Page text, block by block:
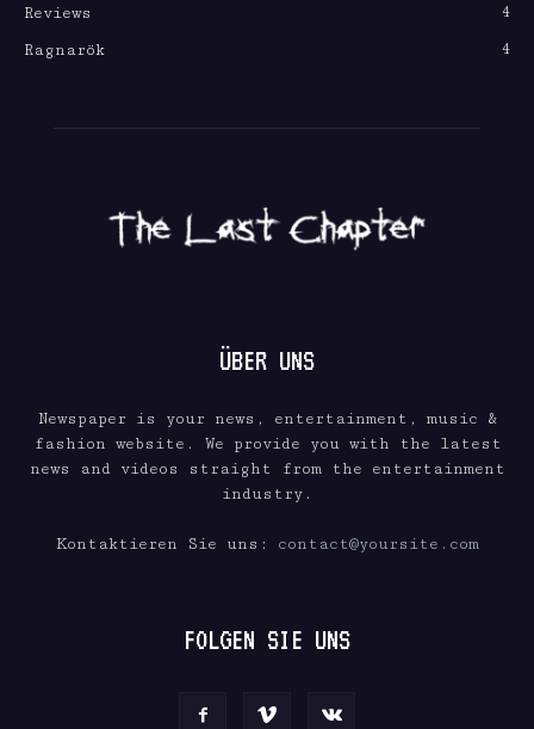
Reviews
4
Ragnarök
4
ÜBER UNS
Newspaper is your news, entertainment, music &
fashion website. We provide you with the latest
news and videos straight from the entertainment
industry.
Kontaktieren Sie uns: contact@yoursite.com
FOLGEN SIE UNS